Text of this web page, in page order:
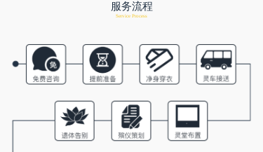
服务流程
Service Process